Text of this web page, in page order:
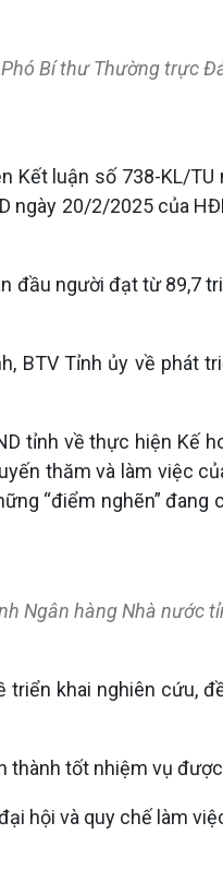
Bí thư Thường trực
luận số 738-KL/
ngày 20/2/2025 của
đầu người đạt từ 89,7
BTV Tỉnh ủy về phát
tỉnh về thực hiện Kế
thăm và làm việc
“điểm nghẽn”
Ngân hàng Nhà nước
khai nghiên cứu,
thành tốt nhiệm vụ
hội và quy chế làm